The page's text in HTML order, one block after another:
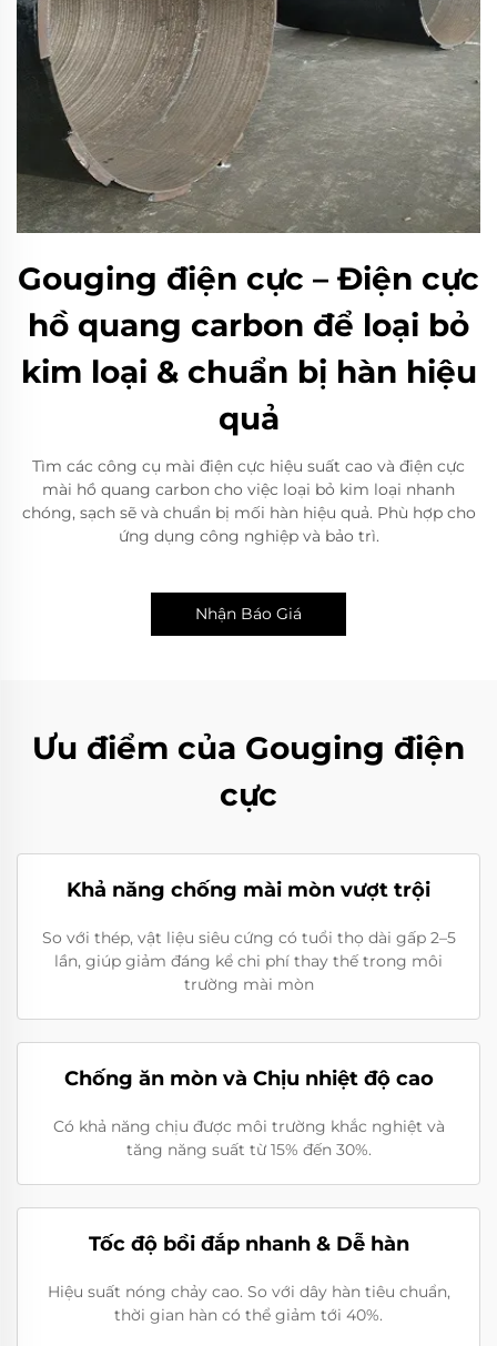
Gouging điện cực – Điện cực
hồ quang carbon để loại bỏ
kim loại & chuẩn bị hàn hiệu
quả
Tìm các công cụ mài điện cực hiệu suất cao và điện cực
mài hồ quang carbon cho việc loại bỏ kim loại nhanh
chóng, sạch sẽ và chuẩn bị mối hàn hiệu quả. Phù hợp cho
ứng dụng công nghiệp và bảo trì.
Nhận Báo Giá
Ưu điểm của Gouging điện
cực
Khả năng chống mài mòn vượt trội
So với thép, vật liệu siêu cứng có tuổi thọ dài gấp 2–5
lần, giúp giảm đáng kể chi phí thay thế trong môi
trường mài mòn
Chống ăn mòn và Chịu nhiệt độ cao
Có khả năng chịu được môi trường khắc nghiệt và
tăng năng suất từ 15% đến 30%.
Tốc độ bồi đắp nhanh & Dễ hàn
Hiệu suất nóng chảy cao. So với dây hàn tiêu chuẩn,
thời gian hàn có thể giảm tới 40%.